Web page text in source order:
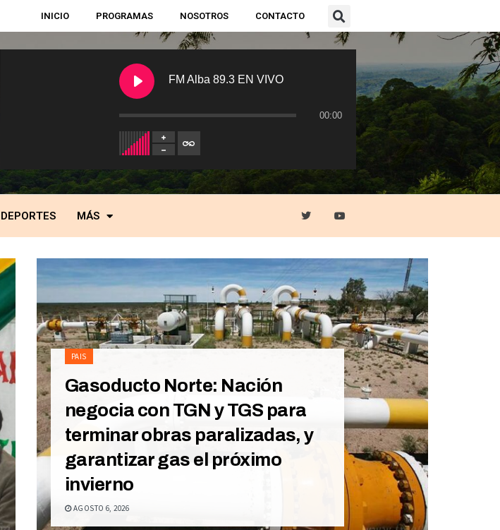
INICIO PROGRAMAS NOSOTROS CONTACTO
FM Alba 89.3 EN VIVO
00:00
DEPORTES MÁS
PAIS
Gasoducto Norte: Nación
negocia con TGN y TGS para
terminar obras paralizadas, y
garantizar gas el próximo
invierno
AGOSTO 6, 2026